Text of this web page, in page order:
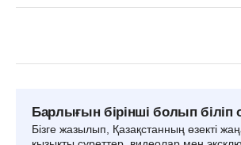
Барлығын бірінші болып
Бізге жазылып, Қазақстанның өзекті